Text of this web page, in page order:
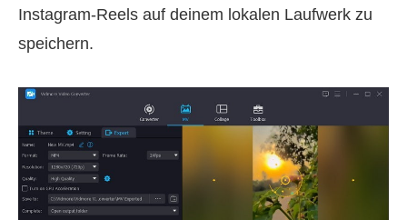
Instagram‑Reels auf deinem lokalen Laufwerk zu
speichern.